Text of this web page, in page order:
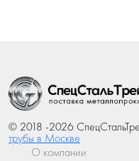
© 2018 -2026
трубы в Москве
О компании